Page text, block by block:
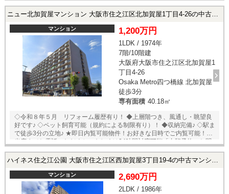
「内覧予約・お問い合わせ」フォームよりお問い合わせ下さい！業務に
望場所でのお待ち合わせも可能です。
ニュー北加賀屋マンション 大阪市住之江区北加賀屋1丁目4-26の中古マンション
マンション 1,200万円
1LDK / 1974年
7階/10階建
大阪府大阪市住之江区北加賀屋1
丁目4-26
Osaka Metro四つ橋線 北加賀屋
徒歩3分
専有面積 40.18㎡
◇令和８年５月 リフォーム履歴有り！ ◆上層階つき、風通し・眺望良
好です♪ ◇ペット飼育可能（規約による制限有り）！ ◆収納完備♪ ◇駅ま
で徒歩3分の立地♪ ★即日内覧可能物件！お好きな日時でご内覧可能！★
当店までお電話いただくか、もしくは24時間対応可能「内覧予約・お問
が丁寧に対応致します。ご来店が困難な場合は、ご希望場所でのお待ち
マンション 2,690万円
2LDK / 1986年